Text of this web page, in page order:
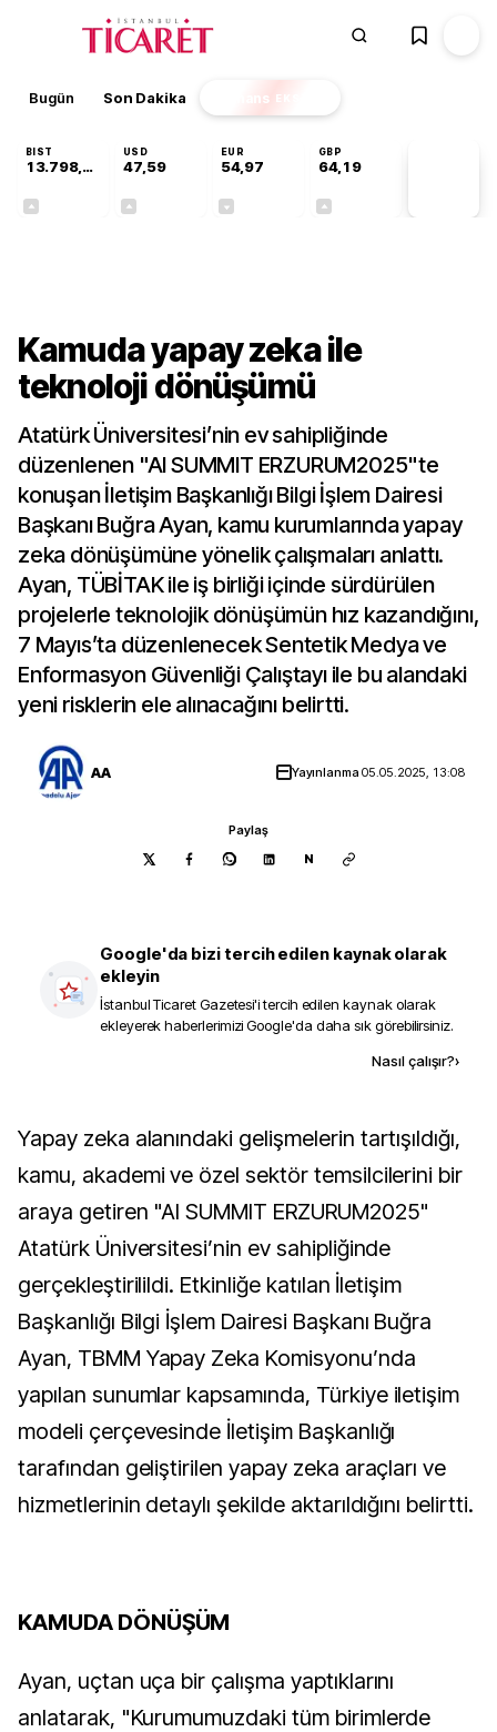
Bugün Son Dakika Finans EKSTRA
BIST
13.798,82
USD
47,59
EUR
54,97
GBP
64,19
Kamuda yapay zeka ile
teknoloji dönüşümü
Atatürk Üniversitesi’nin ev sahipliğinde
düzenlenen "AI SUMMIT ERZURUM2025"te
konuşan İletişim Başkanlığı Bilgi İşlem Dairesi
Başkanı Buğra Ayan, kamu kurumlarında yapay
zeka dönüşümüne yönelik çalışmaları anlattı.
Ayan, TÜBİTAK ile iş birliği içinde sürdürülen
projelerle teknolojik dönüşümün hız kazandığını,
7 Mayıs’ta düzenlenecek Sentetik Medya ve
Enformasyon Güvenliği Çalıştayı ile bu alandaki
yeni risklerin ele alınacağını belirtti.
AA Yayınlanma05.05.2025, 13:08
Paylaş
N
Google'da bizi tercih edilen kaynak olarak
ekleyin
İstanbul Ticaret Gazetesi'i tercih edilen kaynak olarak
ekleyerek haberlerimizi Google'da daha sık görebilirsiniz.
Nasıl çalışır?›
Yapay zeka alanındaki gelişmelerin tartışıldığı,
kamu, akademi ve özel sektör temsilcilerini bir
araya getiren "AI SUMMIT ERZURUM2025"
Atatürk Üniversitesi’nin ev sahipliğinde
gerçekleştirilildi. Etkinliğe katılan İletişim
Başkanlığı Bilgi İşlem Dairesi Başkanı Buğra
Ayan, TBMM Yapay Zeka Komisyonu’nda
yapılan sunumlar kapsamında, Türkiye iletişim
modeli çerçevesinde İletişim Başkanlığı
tarafından geliştirilen yapay zeka araçları ve
hizmetlerinin detaylı şekilde aktarıldığını belirtti.
KAMUDA DÖNÜŞÜM
Ayan, uçtan uça bir çalışma yaptıklarını
anlatarak, "Kurumumuzdaki tüm birimlerde